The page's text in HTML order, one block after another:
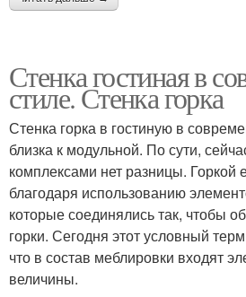
Стенка гостиная в
стиле. Стенка горка
Стенка горка в гостиную в
близка к модульной. По сути,
комплексами нет разницы. Горкой
благодаря использованию
которые соединялись так, чтобы
горки. Сегодня этот условный
что в состав меблировки входят
величины.